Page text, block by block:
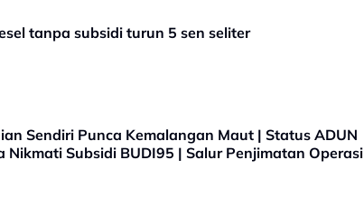
tanpa subsidi turun 5 sen seliter
Sendiri Punca Kemalangan Maut | Status ADUN
Nikmati Subsidi BUDI95 | Salur Penjimatan Operasi